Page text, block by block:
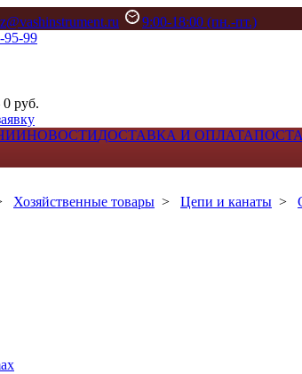
9:00-18:00 (пн.-пт.)
95-99
руб.
НОВОСТИДОСТАВКА И ОПЛАТА
Хозяйственные товары > Цепи и канаты >